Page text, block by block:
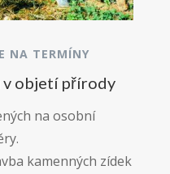
NA TERMÍNY
v objetí přírody
na osobní
kamenných zídek